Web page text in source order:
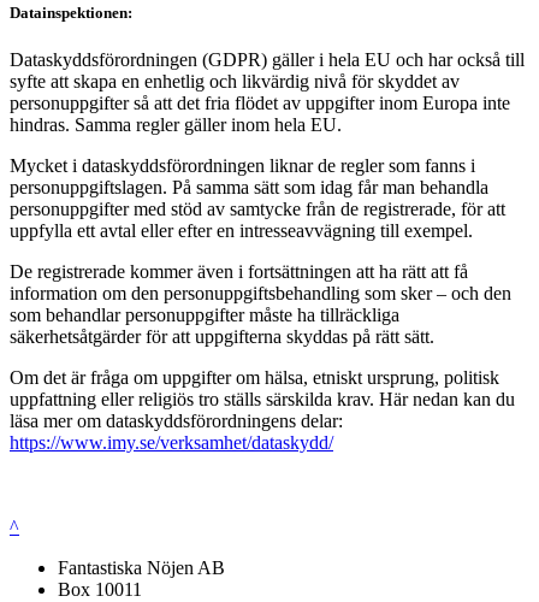
Datainspektionen:
Dataskyddsförordningen (GDPR) gäller i hela EU och har också till
syfte att skapa en enhetlig och likvärdig nivå för skyddet av
personuppgifter så att det fria flödet av uppgifter inom Europa inte
hindras. Samma regler gäller inom hela EU.
Mycket i dataskyddsförordningen liknar de regler som fanns i
personuppgiftslagen. På samma sätt som idag får man behandla
personuppgifter med stöd av samtycke från de registrerade, för att
uppfylla ett avtal eller efter en intresseavvägning till exempel.
De registrerade kommer även i fortsättningen att ha rätt att få
information om den personuppgiftsbehandling som sker – och den
som behandlar personuppgifter måste ha tillräckliga
säkerhetsåtgärder för att uppgifterna skyddas på rätt sätt.
Om det är fråga om uppgifter om hälsa, etniskt ursprung, politisk
uppfattning eller religiös tro ställs särskilda krav. Här nedan kan du
läsa mer om dataskyddsförordningens delar:
https://www.imy.se/verksamhet/dataskydd/
^
Fantastiska Nöjen AB
Box 10011